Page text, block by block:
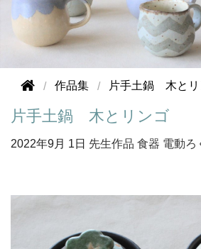
作品集 片手土鍋 木とリ
片手土鍋 木とリンゴ
2022年9月 1日 先生作品 食器 電動ろ